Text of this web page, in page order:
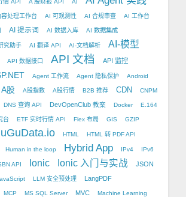
情 API A 股财报 API AI
处理工作台 AI 可观测性 AI 合规审查 AI 工作台
AI 提示词 AI 数据入库 AI 数据集成
究助手 AI 翻译 API AI-文档解析 AI-模型
API 数据接口 API 文档 API 监控
Agent 工作流 Agent 隐私保护 Android
A股 A股指数 A股行情 B2B 推荐 CDN CNPM
DNS 查询 API DevOpenClub 教案 Docker E.164
台 ETF 实时行情 API Flex 布局 GIS GZIP
HTML HTML 转 PDF API
Human in the loop Hybrid App IPv4 IPv6
API Ionic Ionic 入门与实战 JSON
LLM 安全预处理 LangPDF
MCP MS SQL Server MVC Machine Learning